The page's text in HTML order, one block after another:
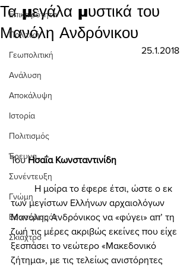
Επικαιρότητα
Πολιτική
Γεωπολιτική
Ανάλυση
Αποκάλυψη
Ιστορία
Πολιτισμός
Έρευνα
Συνέντευξη
Γνώμη
Εσωτερισμός
Σκιάχτρο
Τα μεγάλα μυστικά του
Μανόλη Ανδρόνικου
25.1.2018
Του Ησαΐα Κωνσταντινίδη
των μεγίστων Ελλήνων αρχαιολόγων
Μανόλης Ανδρόνικος να «φύγει» απ’ τη
ζωή τις μέρες ακριβώς εκείνες που είχε
ξεσπάσει το νεώτερο «Μακεδονικό
ζήτημα», με τις τελείως ανιστόρητες